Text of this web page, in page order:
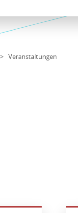
Veranstaltungen